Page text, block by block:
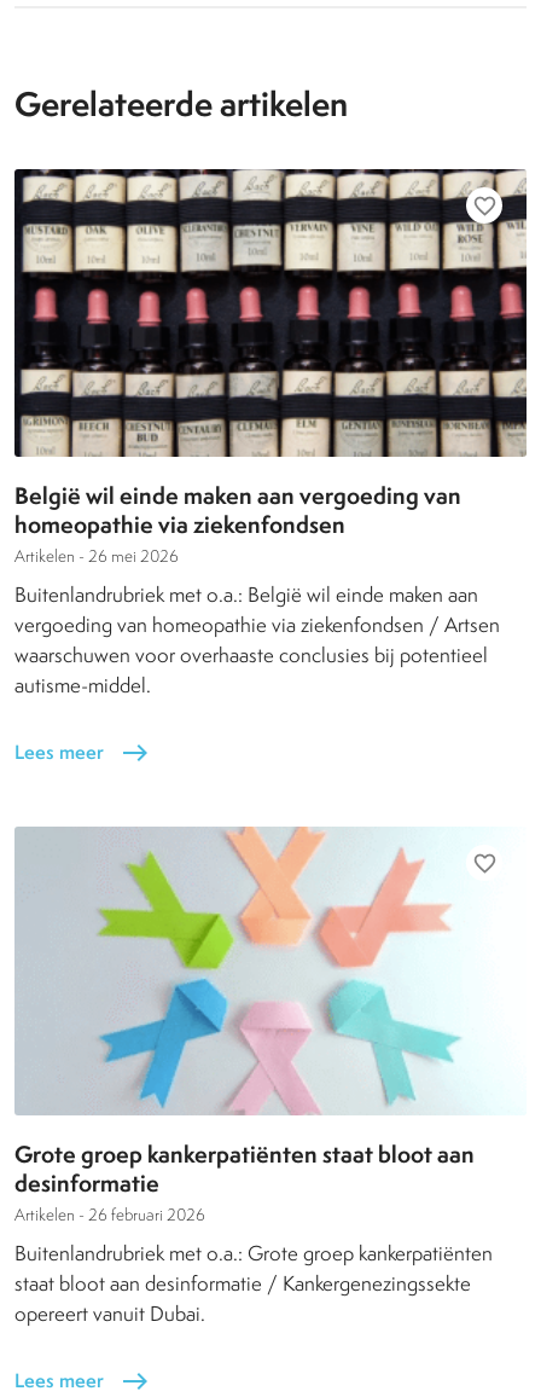
Gerelateerde artikelen
favorite_border
België wil einde maken aan vergoeding van
homeopathie via ziekenfondsen
Artikelen - 26 mei 2026
Buitenlandrubriek met o.a.: België wil einde maken aan
vergoeding van homeopathie via ziekenfondsen / Artsen
waarschuwen voor overhaaste conclusies bij potentieel
autisme-middel.
Lees meer east
favorite_border
Grote groep kankerpatiënten staat bloot aan
desinformatie
Artikelen - 26 februari 2026
Buitenlandrubriek met o.a.: Grote groep kankerpatiënten
staat bloot aan desinformatie / Kankergenezingssekte
opereert vanuit Dubai.
Lees meer east